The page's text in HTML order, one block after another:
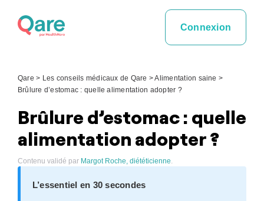
Connexion
Qare > Les conseils médicaux de Qare >Alimentation saine >
Brûlure d’estomac : quelle alimentation adopter ?
Brûlure d’estomac : quelle
alimentation adopter ?
Contenu validé par Margot Roche, diététicienne.
L’essentiel en 30 secondes